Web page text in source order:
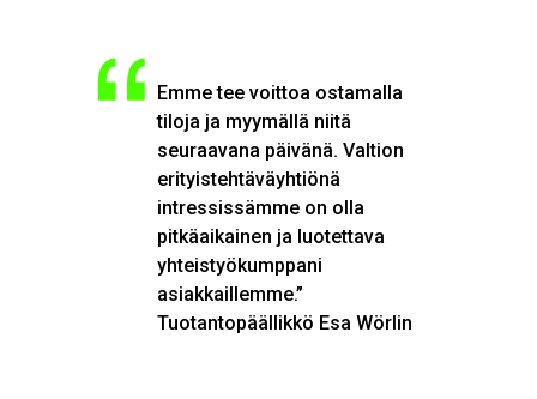
Emme tee voittoa ostamalla
tiloja ja myymällä niitä
seuraavana päivänä. Valtion
erityistehtäväyhtiönä
intressissämme on olla
pitkäaikainen ja luotettava
yhteistyökumppani
asiakkaillemme.”
Tuotantopäällikkö Esa Wörlin